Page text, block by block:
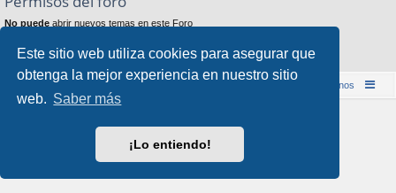
Este sitio web utiliza cookies para asegurar que
obtenga la mejor experiencia en nuestro sitio
web. Saber más
¡Lo entiendo!
No puede abrir nuevos temas en este Foro
No puede
editar sus mensajes en este Foro
No puedeborrar sus mensajes en este Foro
Inicio (Web) Foro Punta de Lanza Wargames Contáctenos
halilesen
Traducción al español por
Privacidad|Condiciones